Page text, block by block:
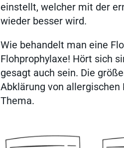
einstellt, welcher mit der
wieder besser wird.
Wie behandelt man eine
Flohprophylaxe! Hört sich
gesagt auch sein. Die
Abklärung von
Thema.